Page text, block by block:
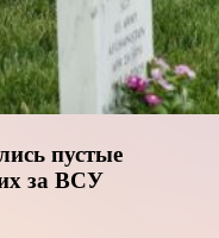
пустые
за ВСУ